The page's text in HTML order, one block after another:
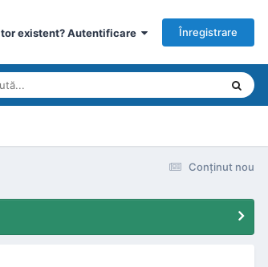
existent? Autentificare Înregistrare
Conţinut nou